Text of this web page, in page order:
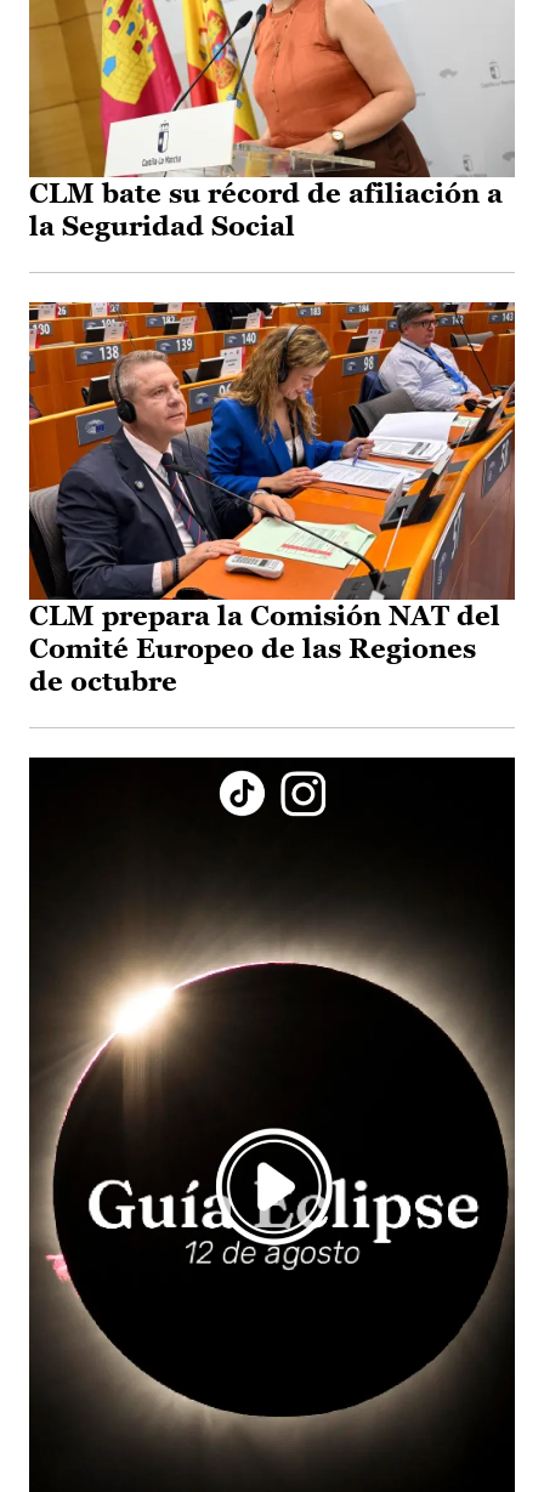
CLM bate su récord de afiliación a
la Seguridad Social
CLM prepara la Comisión NAT del
Comité Europeo de las Regiones
de octubre